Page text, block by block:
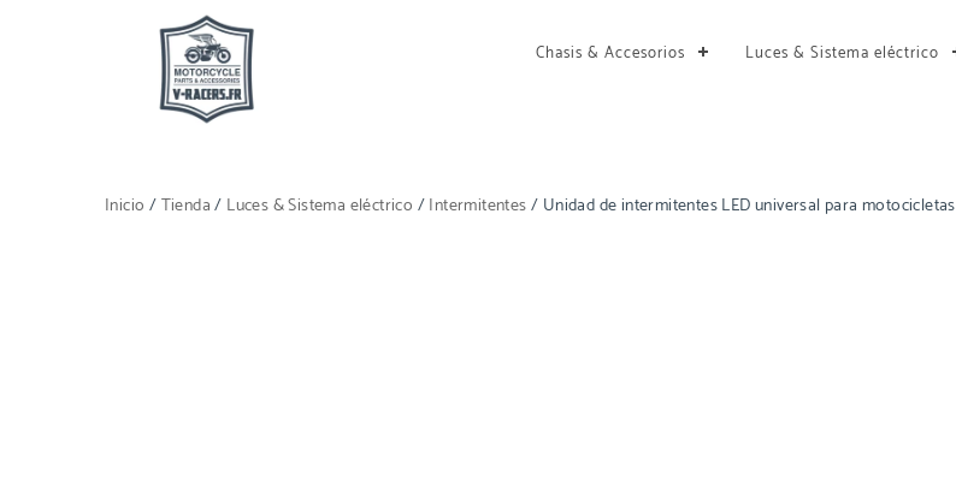
Chasis & Accesorios Luces & Sistema eléctrico
Inicio /Tienda/ Luces & Sistema eléctrico /Intermitentes/ Unidad de intermitentes LED universal para motocicletas